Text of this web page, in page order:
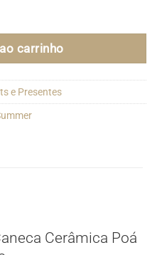
carrinho
e Presentes
Cerâmica Poá